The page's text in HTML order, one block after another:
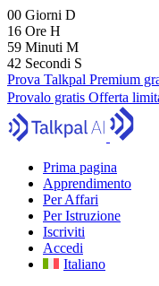
00 Giorni D
16 Ore H
59 Minuti M
41 Secondi S
Prova Talkpal Premium
Provalo gratis Offerta
Prima pagina
Apprendimento
Per Affari
Per Istruzione
Iscriviti
Accedi
Italiano